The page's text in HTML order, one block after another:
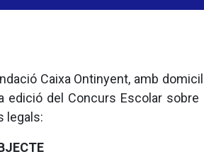
Caixa Ontinyent, amb
edició del Concurs Escolar
legals: